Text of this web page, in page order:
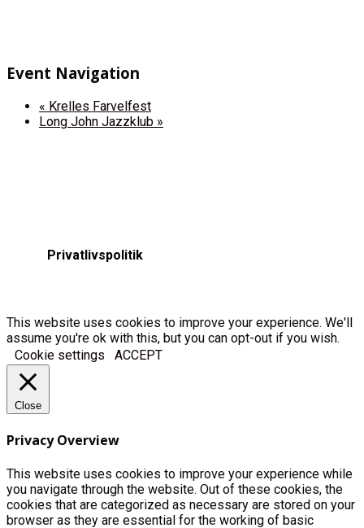
Event Navigation
« Krelles Farvelfest
Long John Jazzklub »
Privatlivspolitik
This website uses cookies to improve your experience. We'll
assume you're ok with this, but you can opt-out if you wish.
Cookie settings
ACCEPT
Close
Privacy Overview
This website uses cookies to improve your experience while
you navigate through the website. Out of these cookies, the
cookies that are categorized as necessary are stored on your
browser as they are essential for the working of basic